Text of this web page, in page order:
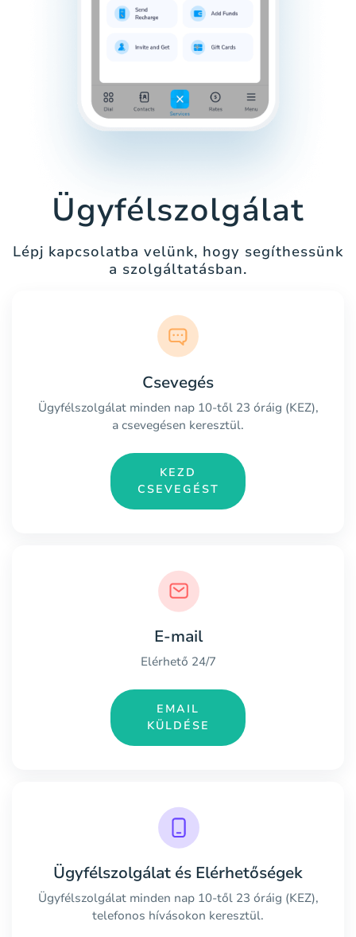
Ügyfélszolgálat
Lépj kapcsolatba velünk, hogy segíthessünk
a szolgáltatásban.
Csevegés
Ügyfélszolgálat minden nap 10-től 23 óráig (KEZ),
a csevegésen keresztül.
KEZD
CSEVEGÉST
E-mail
Elérhető 24/7
EMAIL
KÜLDÉSE
Ügyfélszolgálat és Elérhetőségek
Ügyfélszolgálat minden nap 10-től 23 óráig (KEZ),
telefonos hívásokon keresztül.